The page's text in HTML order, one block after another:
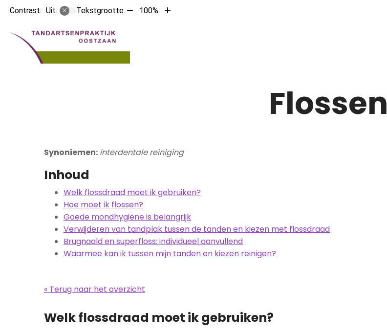
Contrast Uit Tekstgrootte Tekst100%
Tekst
Flossen
Synoniemen: interdentale reiniging
Inhoud
Welk flossdraad moet ik gebruiken?
Hoe moet ik flossen?
Goede mondhygiëne is belangrijk
Verwijderen van tandplak tussen de tanden en kiezen met flossdraad
Brugnaald en superfloss: individueel aanvullend
Waarmee kan ik tussen mijn tanden en kiezen reinigen?
« Terug naar het overzicht
Welk flossdraad moet ik gebruiken?